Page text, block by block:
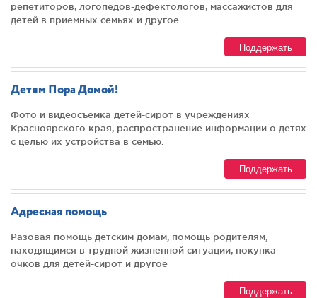
репетиторов, логопедов-дефектологов, массажистов для
детей в приемных семьях и другое
Поддержать
Детям Пора Домой!
Фото и видеосъемка детей-сирот в учреждениях
Красноярского края, распространение информации о детях
с целью их устройства в семью.
Поддержать
Адресная помощь
Разовая помощь детским домам, помощь родителям,
находящимся в трудной жизненной ситуации, покупка
очков для детей-сирот и другое
Поддержать